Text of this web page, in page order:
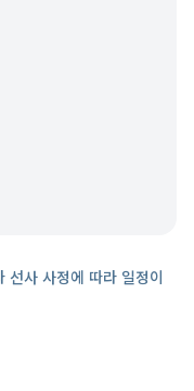
선사 사정에 따라 일정이